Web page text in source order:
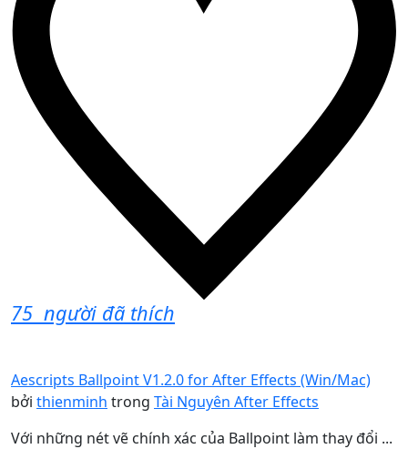
75 người đã thích
Aescripts Ballpoint V1.2.0 for After Effects (Win/Mac)
bởi thienminh trong Tài Nguyên After Effects
Với những nét vẽ chính xác của Ballpoint làm thay đổi ...